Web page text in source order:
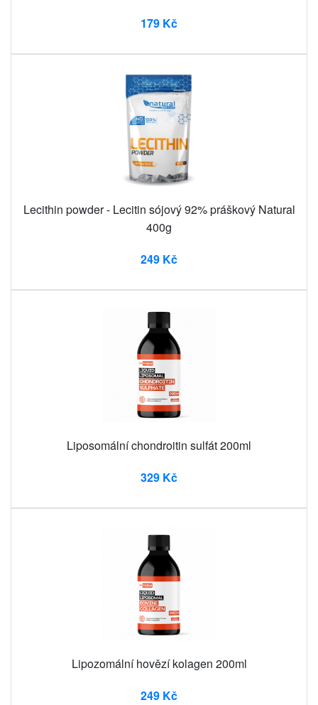
179 Kč
Lecithin powder - Lecitin sójový 92% práškový Natural
400g
249 Kč
Liposomální chondroitin sulfát 200ml
329 Kč
Lipozomální hovězí kolagen 200ml
249 Kč